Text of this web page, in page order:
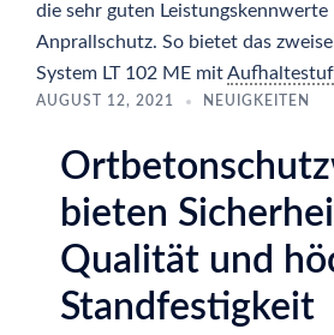
die sehr guten Leistungskennwerte
Anprallschutz. So bietet das
System LT 102 ME mit
AUGUST 12, 2021 NEUIGKEITEN
bieten
Qualität und
Standfestigkeit